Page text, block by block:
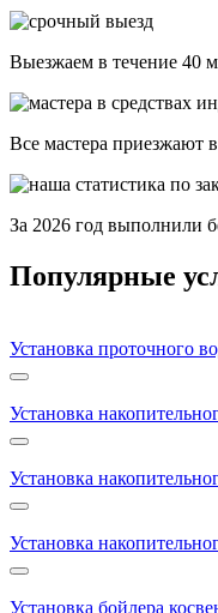
Выезжаем в течение 40
Все мастера приезжают
За 2026 год выполнили
Популярные
Установка проточного
Установка
Установка
Установка
Установка бойлера